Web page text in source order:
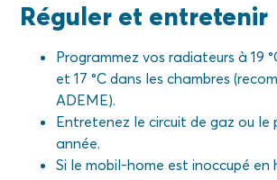
Réguler et entretenir
Programmez vos radiateurs à 19
et 17 °C dans les chambres
ADEME).
Entretenez le circuit de gaz ou le
année.
Si le mobil-home est inoccupé en